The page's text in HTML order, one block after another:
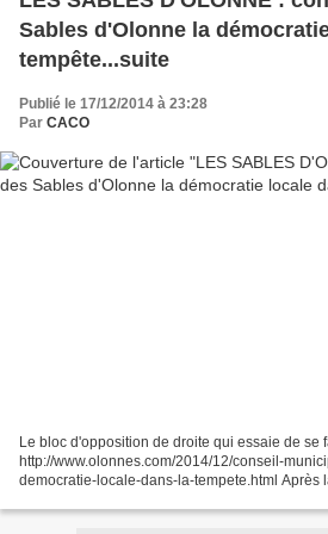
Sables d'Olonne la
tempête...suite
Publié le 17/12/2014 à 23:28
Par CACO
Le bloc d'opposition de droite qui essaie de se
http://www.olonnes.com/2014/12/conseil-
democratie-locale-dans-la-tempete.html Après